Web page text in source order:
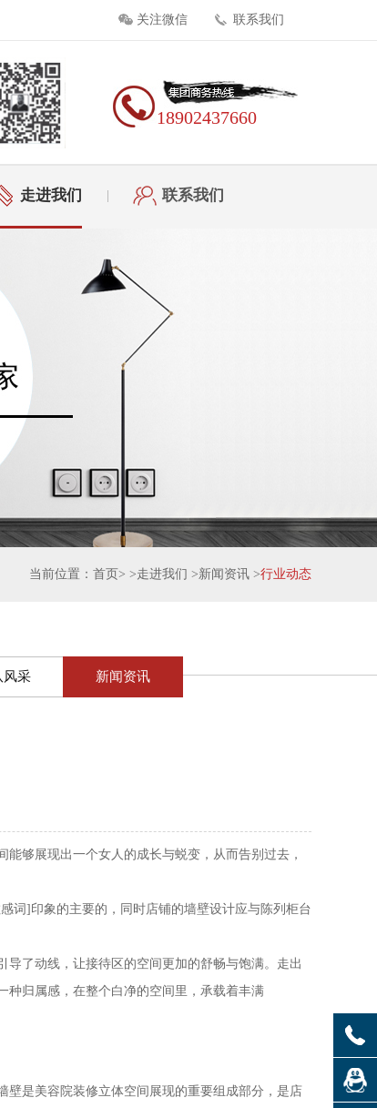
关注微信 联系我们
18902437660
走进我们 联系我们
当前位置： 首页 > >走进我们 >新闻资讯 >行业动态
风采 新闻资讯
够展现出一个女人的成长与蜕变，从而告别过去，
]印象的主要的，同时店铺的墙壁设计应与陈列柜台
了动线，让接待区的空间更加的舒畅与饱满。走出
种归属感，在整个白净的空间里，承载着丰满
是美容院装修立体空间展现的重要组成部分，是店